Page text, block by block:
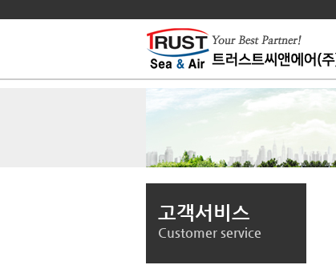
고객서비스
Customer service